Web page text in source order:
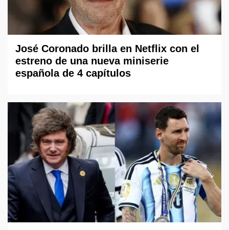
José Coronado brilla en Netflix con el
estreno de una nueva miniserie
española de 4 capítulos